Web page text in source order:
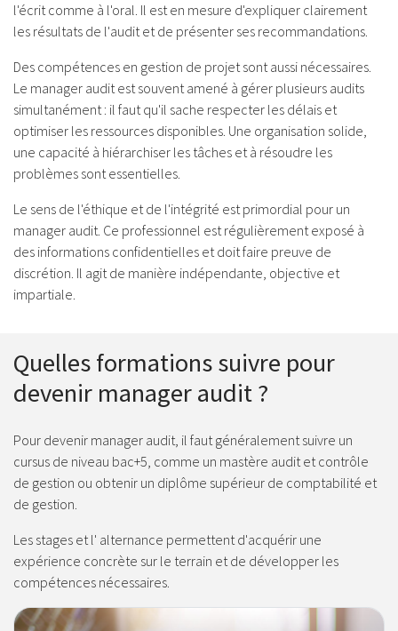
l'écrit comme à l'oral. Il est en mesure d'expliquer clairement
les résultats de l'audit et de présenter ses recommandations.
Des compétences en gestion de projet sont aussi nécessaires.
Le manager audit est souvent amené à gérer plusieurs audits
simultanément : il faut qu'il sache respecter les délais et
optimiser les ressources disponibles. Une organisation solide,
une capacité à hiérarchiser les tâches et à résoudre les
problèmes sont essentielles.
Le sens de l'éthique et de l'intégrité est primordial pour un
manager audit. Ce professionnel est régulièrement exposé à
des informations confidentielles et doit faire preuve de
discrétion. Il agit de manière indépendante, objective et
impartiale.
Quelles formations suivre pour
devenir manager audit ?
Pour devenir manager audit, il faut généralement suivre un
cursus de niveau bac+5, comme un mastère audit et contrôle
de gestion ou obtenir un diplôme supérieur de comptabilité et
de gestion.
Les stages et l' alternance permettent d'acquérir une
expérience concrète sur le terrain et de développer les
compétences nécessaires.